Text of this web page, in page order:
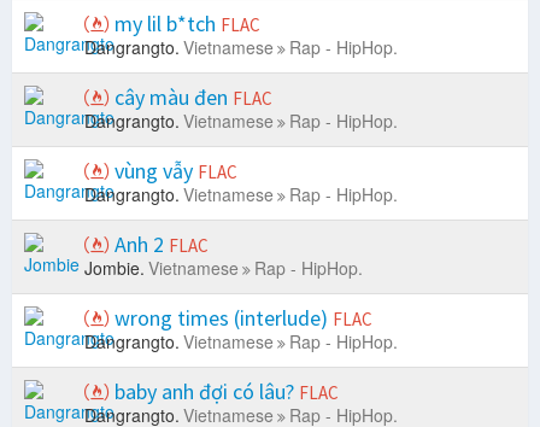
my lil b*tch FLAC
Dangrangto. Vietnamese Rap - HipHop.
cây màu đen FLAC
Dangrangto. Vietnamese Rap - HipHop.
vùng vẫy FLAC
Dangrangto. Vietnamese Rap - HipHop.
Anh 2 FLAC
Jombie. Vietnamese Rap - HipHop.
wrong times (interlude) FLAC
Dangrangto. Vietnamese Rap - HipHop.
baby anh đợi có lâu? FLAC
Dangrangto. Vietnamese Rap - HipHop.